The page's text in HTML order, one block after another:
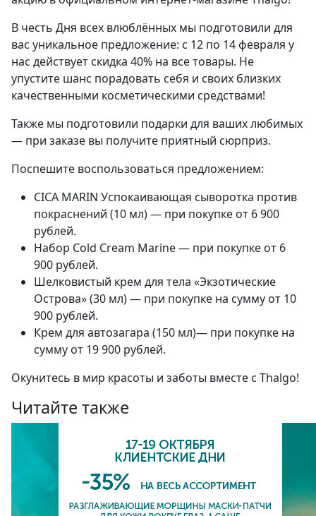
В честь Дня всех влюблённых мы подготовили для
вас уникальное предложение: с 12 по 14 февраля у
нас действует скидка 40% на все товары. Не
упустите шанс порадовать себя и своих близких
качественными косметическими средствами!
Также мы подготовили подарки для ваших любимых
— при заказе вы получите приятный сюрприз.
Поспешите воспользоваться предложением:
CICA MARIN Успокаивающая сыворотка против
покраснений (10 мл) — при покупке от 6 900
рублей.
Набор Cold Cream Marine — при покупке от 6
900 рублей.
Шелковистый крем для тела «Экзотические
Острова» (30 мл) — при покупке на сумму от 10
900 рублей.
Крем для автозагара (150 мл)— при покупке на
сумму от 19 900 рублей.
Окунитесь в мир красоты и заботы вместе с Thalgo!
Читайте также